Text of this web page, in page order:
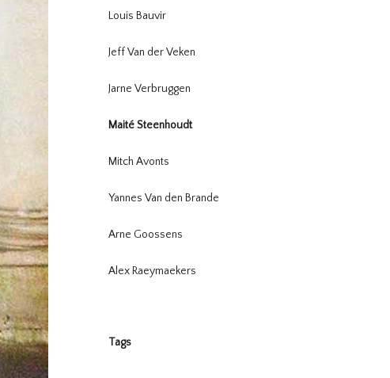
Louis Bauvir
Jeff Van der Veken
Jarne Verbruggen
Maité Steenhoudt
Mitch Avonts
Yannes Van den Brande
Arne Goossens
Alex Raeymaekers
Tags